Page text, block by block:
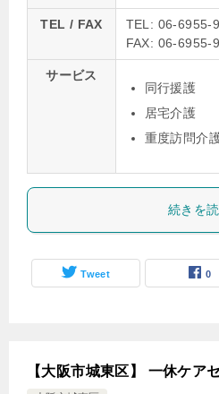
TEL / FAX
TEL: 06-6955-
FAX: 06-6955-
サービス
同行援護
居宅介護
重度訪問介
続きを
Tweet 0
【大阪市城東区】 一休ケア